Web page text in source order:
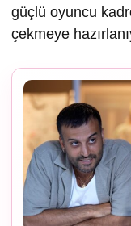
güçlü oyuncu
çekmeye